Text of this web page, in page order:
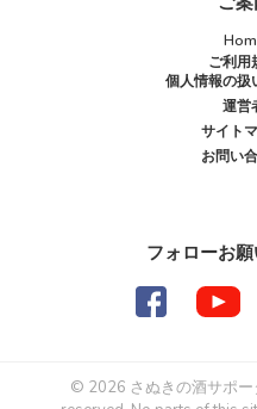
ご利用
個人情報の扱
運営
サイト
お問い
フォローお願
© 2026 さぬきの酒サポ